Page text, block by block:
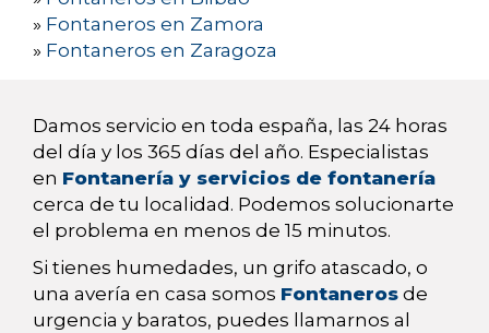
» Fontaneros en Zamora
» Fontaneros en Zaragoza
Damos servicio en toda españa, las 24 horas
del día y los 365 días del año. Especialistas
en Fontanería y servicios de fontanería
cerca de tu localidad. Podemos solucionarte
el problema en menos de 15 minutos.
Si tienes humedades, un grifo atascado, o
una avería en casa somos Fontaneros de
urgencia y baratos, puedes llamarnos al